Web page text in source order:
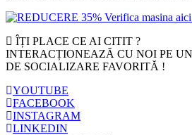
ÎȚI PLACE CE AI CITIT ?
INTERACȚIONEAZĂ CU NOI PE
DE SOCIALIZARE FAVORITĂ !
YOUTUBE
FACEBOOK
INSTAGRAM
LINKEDIN